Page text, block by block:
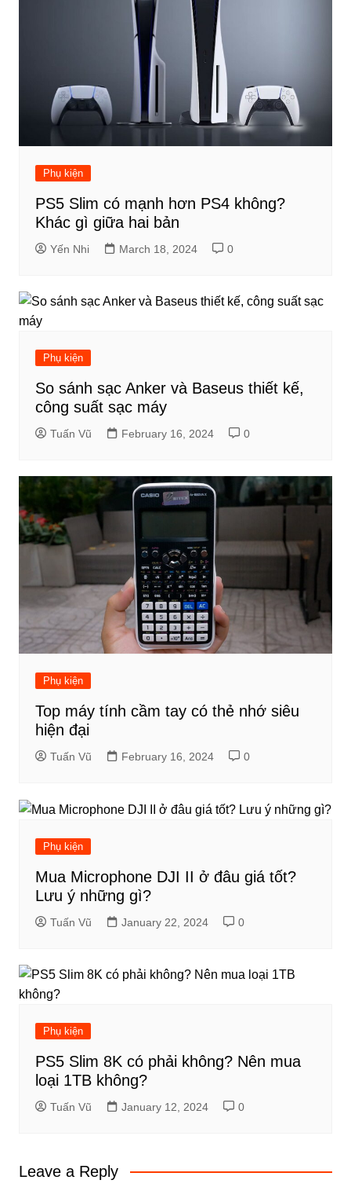
Phụ kiện
PS5 Slim có mạnh hơn PS4 không?
Khác gì giữa hai bản
Yến Nhi March 18, 2024 0
Phụ kiện
So sánh sạc Anker và Baseus thiết kế,
công suất sạc máy
Tuấn Vũ February 16, 2024 0
Phụ kiện
Top máy tính cầm tay có thẻ nhớ siêu
hiện đại
Tuấn Vũ February 16, 2024 0
Phụ kiện
Mua Microphone DJI II ở đâu giá tốt?
Lưu ý những gì?
Tuấn Vũ January 22, 2024 0
Phụ kiện
PS5 Slim 8K có phải không? Nên mua
loại 1TB không?
Tuấn Vũ January 12, 2024 0
Leave a Reply